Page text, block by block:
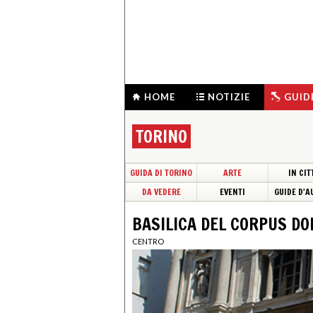
HOME NOTIZIE
TORINO
GUIDA DI TORINO ARTE IN
DA VEDERE
EVENTI GUIDE
BASILICA DEL CORPUS
CENTRO